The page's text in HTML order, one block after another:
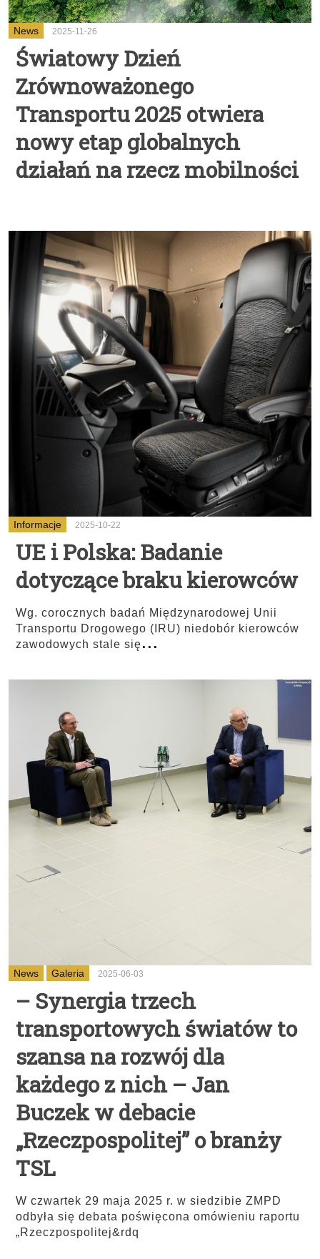
News 2025-11-26
Światowy Dzień
Zrównoważonego
Transportu 2025 otwiera
nowy etap globalnych
działań na rzecz mobilności
Informacje 2025-10-22
UE i Polska: Badanie
dotyczące braku kierowców
Wg. corocznych badań Międzynarodowej Unii
Transportu Drogowego (IRU) niedobór kierowców
zawodowych stale się...
News Galeria 2025-06-03
– Synergia trzech
transportowych światów to
szansa na rozwój dla
każdego z nich – Jan
Buczek w debacie
„Rzeczpospolitej” o branży
TSL
W czwartek 29 maja 2025 r. w siedzibie ZMPD
odbyła się debata poświęcona omówieniu raportu
„Rzeczpospolitej&rdq